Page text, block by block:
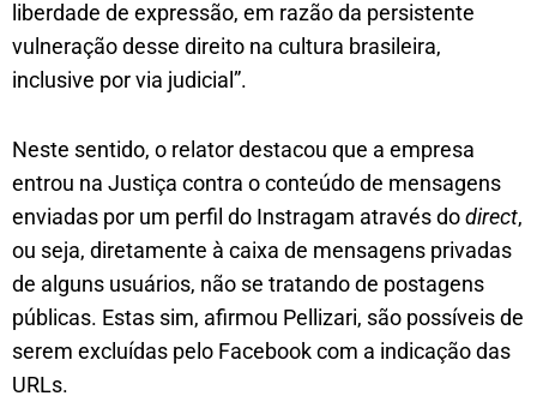
liberdade de expressão, em razão da persistente
vulneração desse direito na cultura brasileira,
inclusive por via judicial”.
Neste sentido, o relator destacou que a empresa
entrou na Justiça contra o conteúdo de mensagens
enviadas por um perfil do Instragam através dodirect,
ou seja, diretamente à caixa de mensagens privadas
de alguns usuários, não se tratando de postagens
públicas. Estas sim, afirmou Pellizari, são possíveis de
serem excluídas pelo Facebook com a indicação das
URLs.